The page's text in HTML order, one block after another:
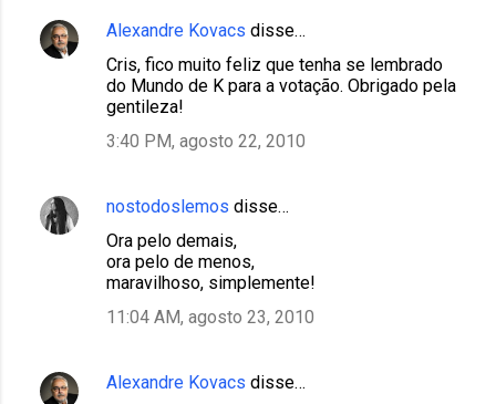
i
o
Alexandre Kovacs disse…
Cris, fico muito feliz que tenha se lembrado
do Mundo de K para a votação. Obrigado pela
gentileza!
3:40 PM, agosto 22, 2010
nostodoslemos disse…
Ora pelo demais,
ora pelo de menos,
maravilhoso, simplemente!
11:04 AM, agosto 23, 2010
Alexandre Kovacs disse…